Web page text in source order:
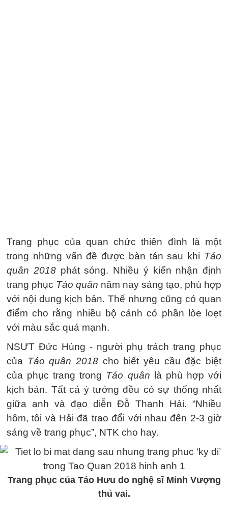
Trang phục của quan chức thiên đình là một
trong những vấn đề được bàn tán sau khi Táo
quân 2018phát sóng. Nhiều ý kiến nhận định
trang phục Táo quân năm nay sáng tạo, phù hợp
với nội dung kịch bản. Thế nhưng cũng có quan
điểm cho rằng nhiều bộ cánh có phần lòe loẹt
với màu sắc quá mạnh.
NSƯT Đức Hùng - người phụ trách trang phục
của Táo quân 2018 cho biết yêu cầu đặc biệt
của phục trang trong Táo quân là phù hợp với
kịch bản. Tất cả ý tưởng đều có sự thống nhất
giữa anh và đạo diễn Đỗ Thanh Hải. “Nhiều
hôm, tôi và Hải đã trao đổi với nhau đến 2-3 giờ
sáng về trang phục”, NTK cho hay.
Trang phục của Táo Hưu do nghệ sĩ Minh Vượng
thủ vai.